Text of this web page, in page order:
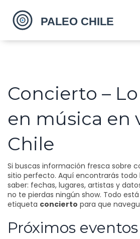
Concierto –
en música en
Chile
Si buscas información fresca sobre
sitio perfecto. Aquí encontrarás todo
saber: fechas, lugares, artistas y
no te pierdas ningún show. Todo
etiqueta concierto para que
Próximos